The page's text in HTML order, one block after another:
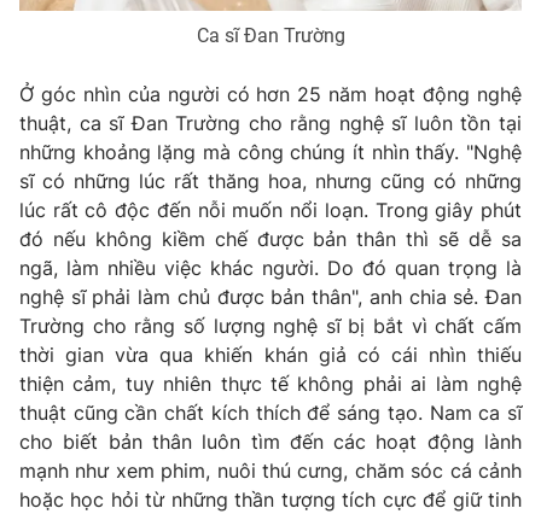
Ca sĩ Đan Trường
Ở góc nhìn của người có hơn 25 năm hoạt động nghệ
thuật, ca sĩ Đan Trường cho rằng nghệ sĩ luôn tồn tại
những khoảng lặng mà công chúng ít nhìn thấy. "Nghệ
sĩ có những lúc rất thăng hoa, nhưng cũng có những
lúc rất cô độc đến nỗi muốn nổi loạn. Trong giây phút
đó nếu không kiềm chế được bản thân thì sẽ dễ sa
ngã, làm nhiều việc khác người. Do đó quan trọng là
nghệ sĩ phải làm chủ được bản thân", anh chia sẻ. Đan
Trường cho rằng số lượng nghệ sĩ bị bắt vì chất cấm
thời gian vừa qua khiến khán giả có cái nhìn thiếu
thiện cảm, tuy nhiên thực tế không phải ai làm nghệ
thuật cũng cần chất kích thích để sáng tạo. Nam ca sĩ
cho biết bản thân luôn tìm đến các hoạt động lành
mạnh như xem phim, nuôi thú cưng, chăm sóc cá cảnh
hoặc học hỏi từ những thần tượng tích cực để giữ tinh